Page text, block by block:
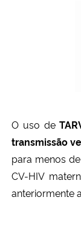
Ministério da Mulher,
Banco Central do Brasil
Planalto
O uso de
transmissão
para menos
CV-HIV
anteriormente